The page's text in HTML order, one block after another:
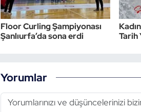
Floor Curling Şampiyonası
Şanlıurfa’da sona erdi
Tarih
Yorumlar